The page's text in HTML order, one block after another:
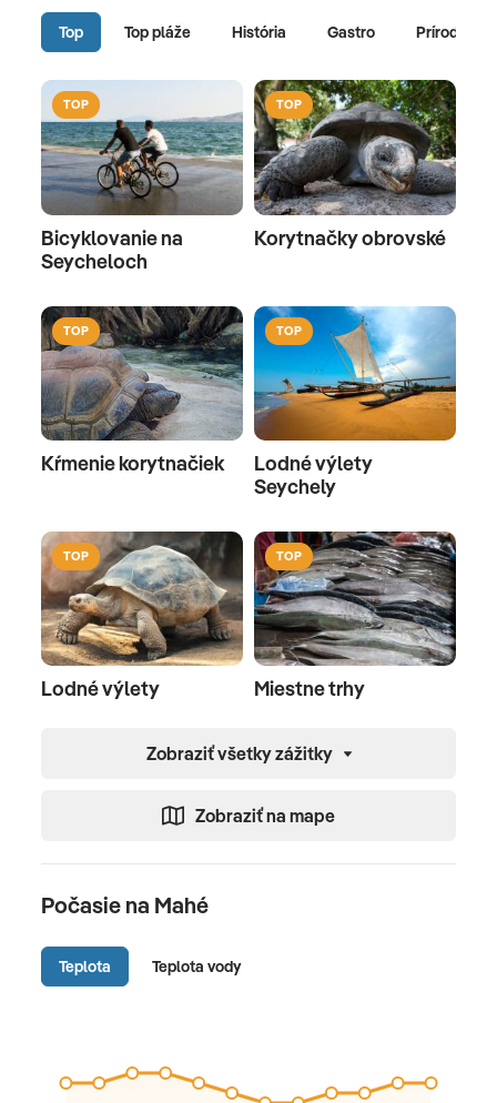
Top Top pláže História Gastro Príroda
TOP
Bicyklovanie na
Seycheloch
TOP
Korytnačky obrovské
TOP
Kŕmenie korytnačiek
TOP
Lodné výlety
Seychely
TOP
Lodné výlety
TOP
Miestne trhy
Zobraziť všetky zážitky
Zobraziť na mape
Počasie na Mahé
Teplota Teplota vody